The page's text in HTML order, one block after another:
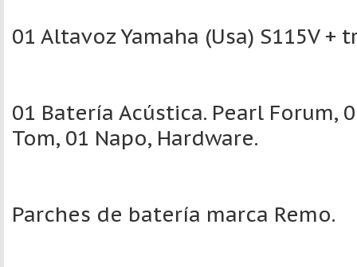
01 Altavoz Yamaha (Usa) S115V +
01 Batería Acústica. Pearl Forum,
Tom, 01 Napo, Hardware.
Parches de batería marca Remo.